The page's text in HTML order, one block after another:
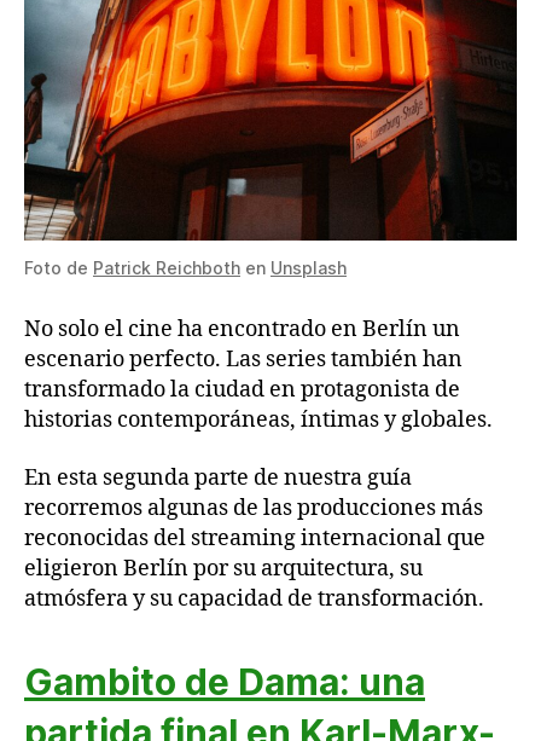
Foto de Patrick Reichboth en Unsplash
No solo el cine ha encontrado en Berlín un
escenario perfecto. Las series también han
transformado la ciudad en protagonista de
historias contemporáneas, íntimas y globales.
En esta segunda parte de nuestra guía
recorremos algunas de las producciones más
reconocidas del streaming internacional que
eligieron Berlín por su arquitectura, su
atmósfera y su capacidad de transformación.
Gambito de Dama: una
partida final en Karl-Marx-